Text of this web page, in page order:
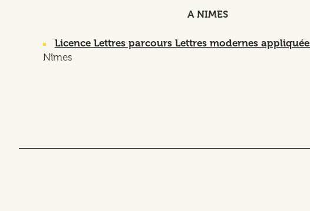
A NIMES
Licence Lettres parcours Lettres modernes
Nîmes